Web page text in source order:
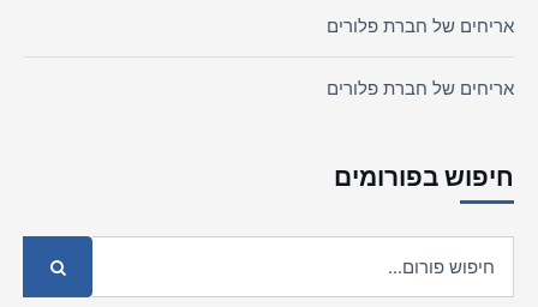
אריחים של חברת פלורים
אריחים של חברת פלורים
חיפוש בפורומים